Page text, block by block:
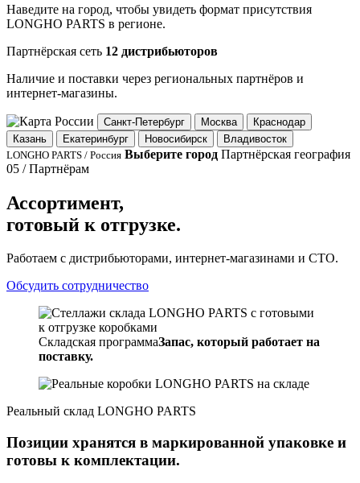
Наведите на город, чтобы увидеть формат присутствия
LONGHO PARTS в регионе.
Партнёрская сеть 12 дистрибьюторов
Наличие и поставки через региональных партнёров и
интернет-магазины.
Санкт-Петербург Москва
Краснодар
Казань
Екатеринбург Новосибирск
Владивосток
LONGHO PARTS / Россия Выберите город Партнёрская география
05 / Партнёрам
Ассортимент,
готовый к отгрузке.
Работаем с дистрибьюторами, интернет-магазинами и СТО.
Обсудить сотрудничество
Складская программаЗапас, который работает на
поставку.
Реальный склад LONGHO PARTS
Позиции хранятся в маркированной упаковке и
готовы к комплектации.